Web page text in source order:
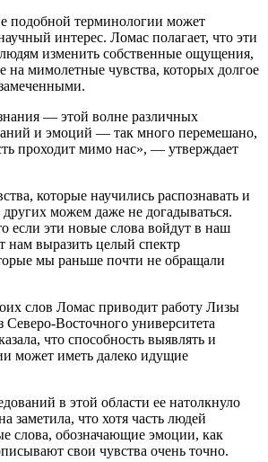
подобной терминологии может
интерес. Ломас полагает, что эти
изменить собственные ощущения,
на мимолетные чувства, которых долгое
— этой волне различных
и эмоций — так много перемешано,
проходит мимо нас», — утверждает
которые научились распознавать и
других можем даже не догадываться.
если эти новые слова войдут в наш
нам выразить целый спектр
мы раньше почти не обращали
слов Ломас приводит работу Лизы
Северо-Восточного университета
что способность выявлять и
может иметь далеко идущие
в этой области ее натолкнуло
заметила, что хотя часть людей
слова, обозначающие эмоции, как
свои чувства очень точно.